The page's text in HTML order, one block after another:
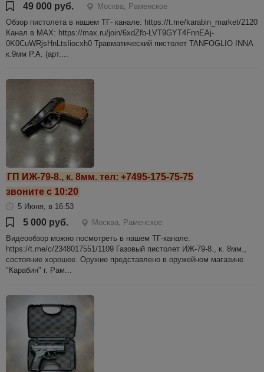
49 000 руб.
Москва, Раменское
Обзор пистолета в нашем ТГ- канале: https://t.me/karabin_market/2120
Канал в МАХ: https://max.ru/join/6xdZfb-LVT9GYT4FnnEAj-
0K0CuWRjsHnLtsIiocxh0 Травматический пистолет TANFOGLIO INNA
к.9мм Р.А. (арт....
ГП ИЖ-79-8., к. 8мм. тел: +7495-175-75-75
звоните с 10:20
5 Июня, в 16:53
5 000 руб.
Москва, Раменское
Видеообзор можно посмотреть в нашем ТГ-канале:
https://t.me/c/2348017551/1109 Газовый пистолет ИЖ-79-8., к. 8мм.,
состояние хорошее. Оружие представлено в оружейном магазине
"Карабин" г. Рам...